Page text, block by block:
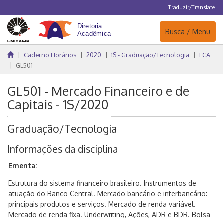
Traduzir/Translate
Navegação
Busca / Menu
Caderno Horários 2020 1S - Graduação/Tecnologia
FCA
GL501
GL501 - Mercado Financeiro e de
Capitais - 1S/2020
Graduação/Tecnologia
Informações da disciplina
Ementa:
Estrutura do sistema financeiro brasileiro. Instrumentos de
atuação do Banco Central. Mercado bancário e interbancário:
principais produtos e serviços. Mercado de renda variável.
Mercado de renda fixa. Underwriting, Ações, ADR e BDR. Bolsa